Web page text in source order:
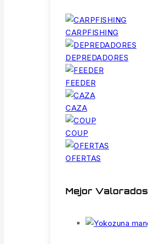
CARPFISHING
DEPREDADORES
FEEDER
CAZA
COUP
OFERTAS
Mejor Valorados